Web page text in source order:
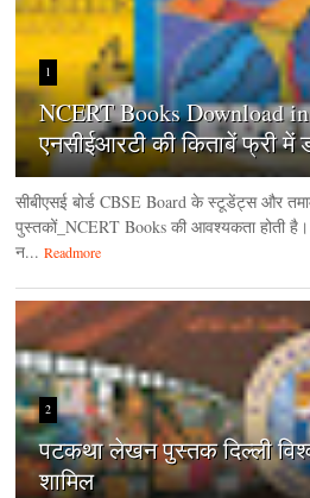
1
NCERT Books Download
एनसीईआरटी की किताबें फ्री में
सीबीएसई बोर्ड CBSE Board के स्टूडेंट्स और
पुस्तकों_NCERT Books की आवश्यकता होती
न... Readmore
2
पटकथा लेखन पुस्तक दिल्ली
शामिल